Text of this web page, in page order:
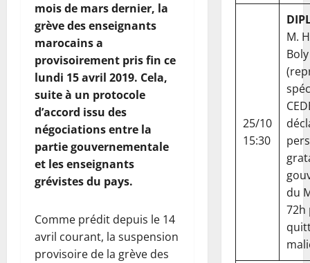
mois de mars dernier, la
grève des enseignants
marocains a
provisoirement pris fin ce
lundi 15 avril 2019. Cela,
suite à un protocole
d’accord issu des
négociations entre la
partie gouvernementale
et les enseignants
grévistes du pays.
Comme prédit depuis le 14
avril courant, la suspension
provisoire de la grève des
25/10
15:30
M.
Boly
du
72h